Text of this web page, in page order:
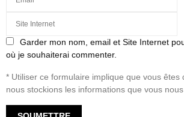
Garder mon nom, email et Site Internet
où je souhaiterai commenter.
* Utiliser ce formulaire implique que vous êtes
nous stockions les informations que vous nous